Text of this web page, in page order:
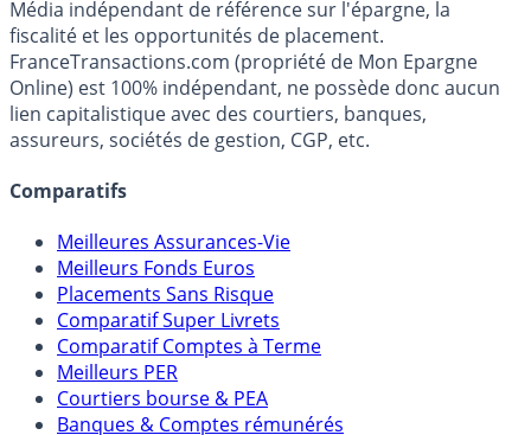
Premier guide épargne de France, en ligne depuis 2001.
Média indépendant de référence sur l'épargne, la
fiscalité et les opportunités de placement.
FranceTransactions.com (propriété de Mon Epargne
Online) est 100% indépendant, ne possède donc aucun
assureurs, sociétés de gestion, CGP, etc.
Comparatifs
Meilleures Assurances-Vie
Meilleurs Fonds Euros
Placements Sans Risque
Comparatif Super Livrets
Comparatif Comptes à Terme
Meilleurs PER